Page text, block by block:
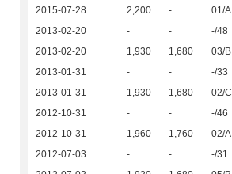
2015-07-28 2,200 - 01/A
2013-02-20
- - -/48
2013-02-20
1,930 1,680 03/B
2013-01-31
- - -/33
2013-01-31
1,930 1,680 02/C
2012-10-31
- - -/46
2012-10-31
1,960 1,760 02/A
2012-07-03
- - -/31